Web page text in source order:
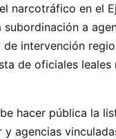
narcotráfico en el
a
intervención
de oficiales
hacer pública la
y agencias